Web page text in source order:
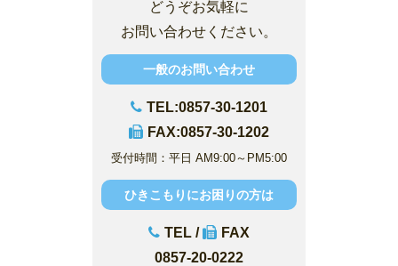
どうぞお気軽に
お問い合わせください。
一般のお問い合わせ
TEL:0857-30-1201
FAX:0857-30-1202
受付時間：平日 AM9:00～PM5:00
ひきこもりにお困りの方は
TEL /
FAX
0857-20-0222